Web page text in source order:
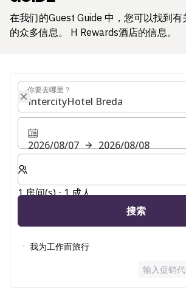
在我们的Guest Guide 中，您可以找到
的众多信息。 H Rewards酒店的信息。
你要去哪里？
你要去哪里？
2026/08/07
2026/08/08
选择房间数和入住人数
1 房间(s) ⋅ 1 成人
搜索
我为工作而旅行
输入促销代